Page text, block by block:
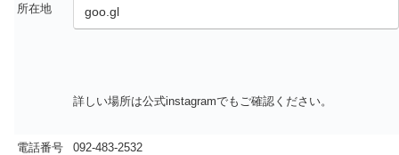
所在地 goo.gl
詳しい場所は公式instagramでもご確認ください。
電話番号
092-483-2532